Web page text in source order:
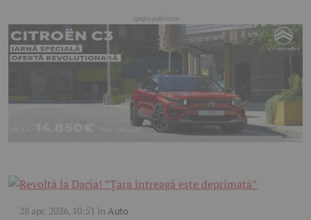
28 apr. 2026, 10:51 înAuto